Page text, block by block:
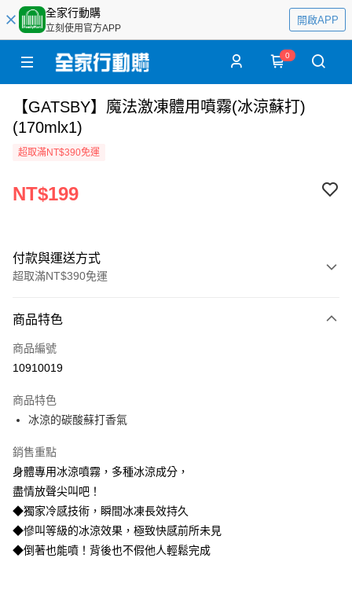
全家行動購
立刻使用官方APP
開啟APP
0
【GATSBY】魔法激凍體用噴霧(冰涼蘇打)
(170mlx1)
超取滿NT$390免運
NT$199
付款與運送方式
超取滿NT$390免運
全家線上支付
超商取貨付款
運送方式
全家取貨付款
常溫-付款後全家取貨
每筆NT$40，滿NT$390(含以上)免運費
商品特色
商品編號
10910019
商品特色
冰涼的碳酸蘇打香氣
銷售重點
身體專用冰涼噴霧，多種冰涼成分，
盡情放聲尖叫吧！
◆獨家冷感技術，瞬間冰凍長效持久
◆慘叫等級的冰涼效果，極致快感前所未見
◆倒著也能噴！背後也不假他人輕鬆完成